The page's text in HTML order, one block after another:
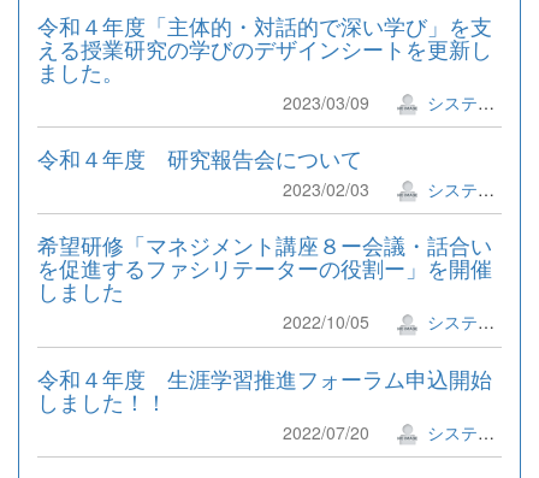
令和４年度「主体的・対話的で深い学び」を支
える授業研究の学びのデザインシートを更新し
ました。
2023/03/09 システム管理者
令和４年度 研究報告会について
2023/02/03 システム管理者
希望研修「マネジメント講座８ー会議・話合い
を促進するファシリテーターの役割ー」を開催
しました
2022/10/05 システム管理者
令和４年度 生涯学習推進フォーラム申込開始
しました！！
2022/07/20 システム管理者